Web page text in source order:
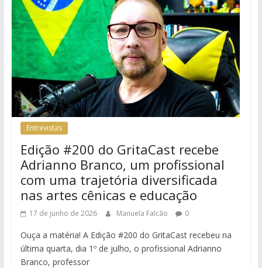
Entrevistas
Edição #200 do GritaCast recebe
Adrianno Branco, um profissional
com uma trajetória diversificada
nas artes cênicas e educação
17 de junho de 2026 Manuela Falcão 0
Ouça a matéria! A Edição #200 do GritaCast recebeu na
última quarta, dia 1º de julho, o profissional Adrianno
Branco, professor